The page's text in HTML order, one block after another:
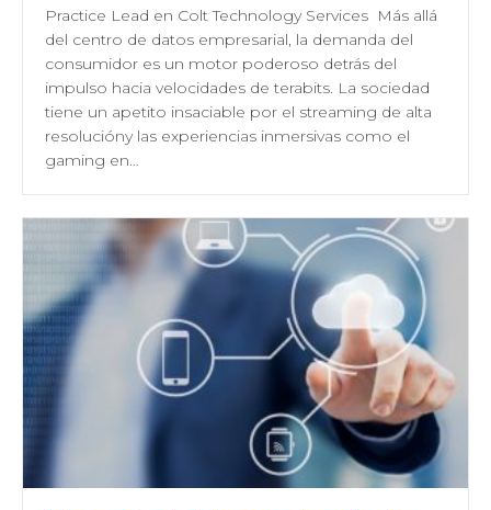
Practice Lead en Colt Technology Services Más allá
del centro de datos empresarial, la demanda del
consumidor es un motor poderoso detrás del
impulso hacia velocidades de terabits. La sociedad
tiene un apetito insaciable por el streaming de alta
resolucióny las experiencias inmersivas como el
gaming en…